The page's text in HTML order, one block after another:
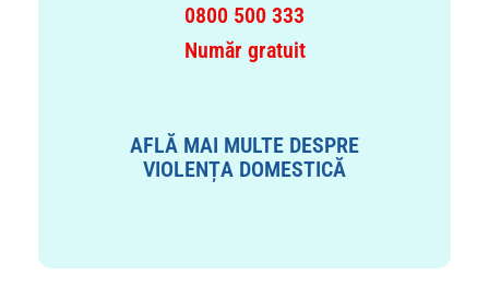
0800 500 333
Număr gratuit
AFLĂ MAI MULTE DESPRE
VIOLENȚA DOMESTICĂ